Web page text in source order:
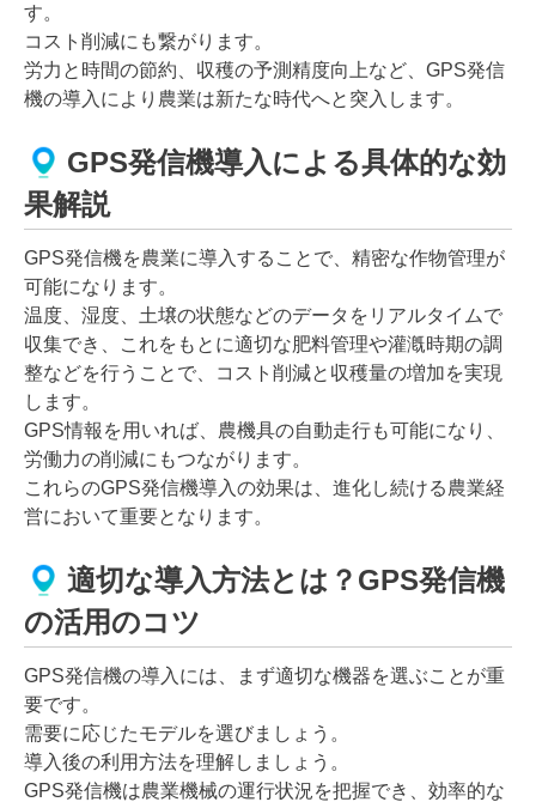
す。
コスト削減にも繋がります。
労力と時間の節約、収穫の予測精度向上など、GPS発信
機の導入により農業は新たな時代へと突入します。
GPS発信機導入による具体的な効
果解説
GPS発信機を農業に導入することで、精密な作物管理が
可能になります。
温度、湿度、土壌の状態などのデータをリアルタイムで
収集でき、これをもとに適切な肥料管理や灌漑時期の調
整などを行うことで、コスト削減と収穫量の増加を実現
します。
GPS情報を用いれば、農機具の自動走行も可能になり、
労働力の削減にもつながります。
これらのGPS発信機導入の効果は、進化し続ける農業経
営において重要となります。
適切な導入方法とは？GPS発信機
の活用のコツ
GPS発信機の導入には、まず適切な機器を選ぶことが重
要です。
需要に応じたモデルを選びましょう。
導入後の利用方法を理解しましょう。
GPS発信機は農業機械の運行状況を把握でき、効率的な